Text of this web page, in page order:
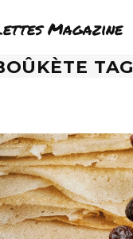
Magazine
TAG